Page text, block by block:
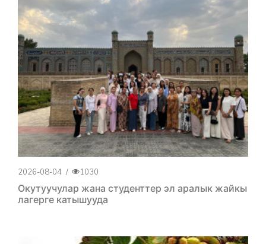
2026-08-04 / 1030
Окутуучулар жана студенттер эл аралык жайкы
лагерге катышууда